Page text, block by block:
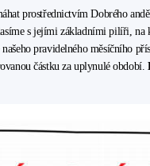
prostřednictvím Dobrého
s jejími základními pilíři, na
pravidelného měsíčního
částku za uplynulé období.